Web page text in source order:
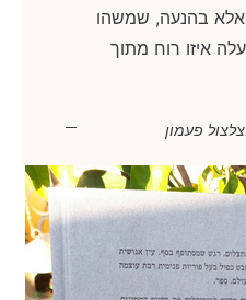
בהנעה, שמשהו
איזו רוח מתוך
פעמון